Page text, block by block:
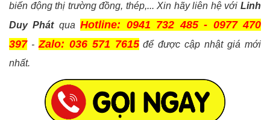
biến động thị trường đồng, thép,... Xin hãy liên hệ với Linh
Duy Phát quaHotline: 0941 732 485 - 0977 470
397-Zalo: 036 571 7615 để được cập nhật giá mới
nhất.